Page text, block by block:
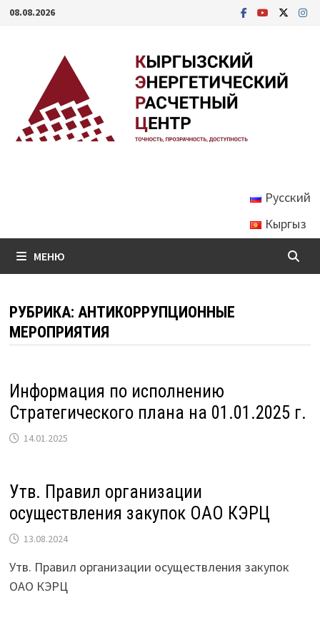
Перейти
08.08.2026
Русский
Кыргыз
МЕНЮ
РУБРИКА: АНТИКОРРУПЦИОННЫЕ
МЕРОПРИЯТИЯ
Информация по исполнению
Стратегического плана на 01.01.2025 г.
14.01.2025
Утв. Правил организации
осуществления закупок ОАО КЭРЦ
13.08.2024
Утв. Правил организации осуществления закупок
ОАО КЭРЦ